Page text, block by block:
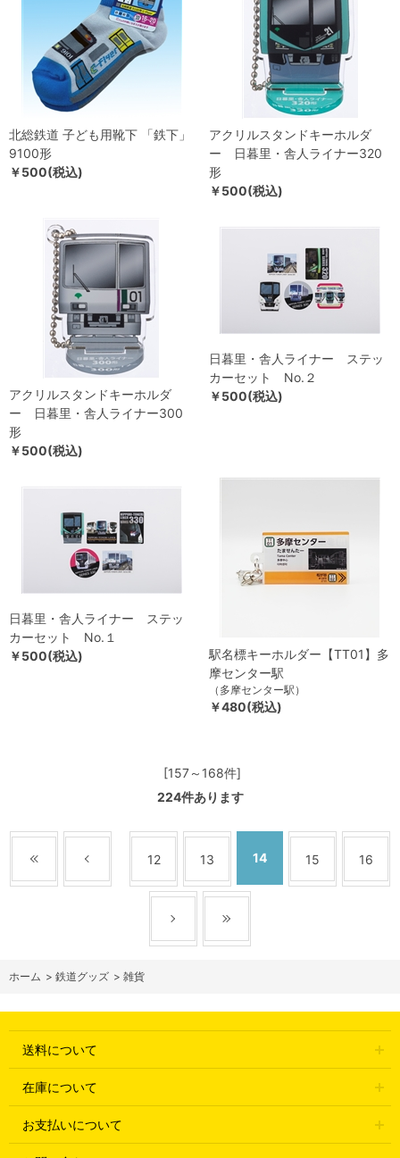
北総鉄道 子ども用靴下 「鉄下」
9100形
￥500(税込)
アクリルスタンドキーホルダ
ー 日暮里・舎人ライナー320
形
￥500(税込)
アクリルスタンドキーホルダ
ー 日暮里・舎人ライナー300
形
￥500(税込)
日暮里・舎人ライナー ステッ
カーセット No.２
￥500(税込)
日暮里・舎人ライナー ステッ
カーセット No.１
￥500(税込)
駅名標キーホルダー【TT01】多
摩センター駅
（多摩センター駅）
￥480(税込)
[157～168件]
224件あります
12 13 14 15 16
ホーム > 鉄道グッズ > 雑貨
送料について
在庫について
お支払いについて